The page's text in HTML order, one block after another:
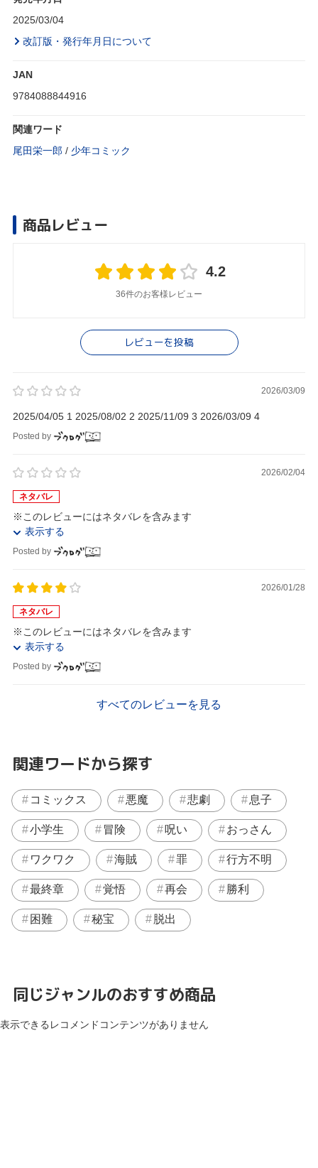
2025/03/04
改訂版・発行年月日について
JAN
9784088844916
関連ワード
尾田栄一郎 / 少年コミック
商品レビュー
4.2
36件のお客様レビュー
レビューを投稿
2026/03/09
2025/04/05 1 2025/08/02 2 2025/11/09 3 2026/03/09 4
Posted by
2026/02/04
ネタバレ
※このレビューにはネタバレを含みます
表示する
Posted by
2026/01/28
ネタバレ
※このレビューにはネタバレを含みます
表示する
Posted by
すべてのレビューを見る
関連ワードから探す
コミックス 悪魔 悲劇 息子
小学生 冒険 呪い おっさん
ワクワク 海賊 罪 行方不明
最終章 覚悟 再会 勝利
困難 秘宝 脱出
同じジャンルのおすすめ商品
表示できるレコメンドコンテンツがありません